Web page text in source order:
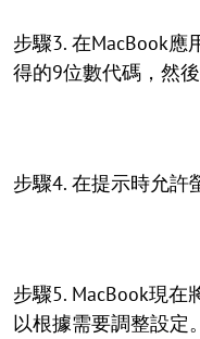
步驟3. 在MacBook
得的9位數代碼，然後
步驟4. 在提示時允許
步驟5. MacBook現
以根據需要調整設定。